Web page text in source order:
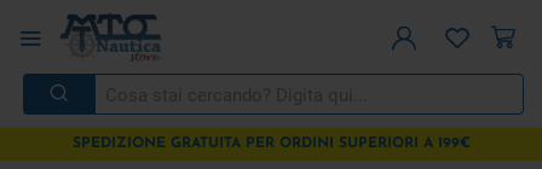
SPEDIZIONE GRATUITA PER ORDINI SUPERIORI A 199€